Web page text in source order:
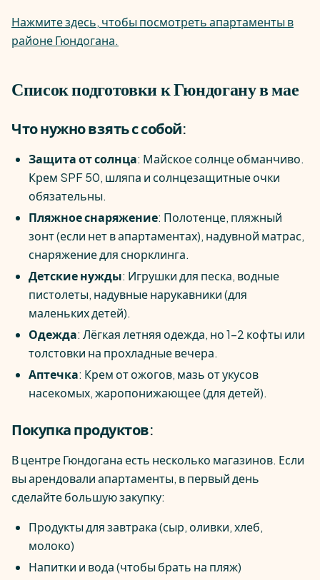
Нажмите здесь, чтобы посмотреть апартаменты в
районе Гюндогана.
Список подготовки к Гюндогану в мае
Что нужно взять с собой:
Защита от солнца: Майское солнце обманчиво.
Крем SPF 50, шляпа и солнцезащитные очки
обязательны.
Пляжное снаряжение: Полотенце, пляжный
зонт (если нет в апартаментах), надувной матрас,
снаряжение для снорклинга.
Детские нужды: Игрушки для песка, водные
пистолеты, надувные нарукавники (для
маленьких детей).
Одежда: Лёгкая летняя одежда, но 1–2 кофты или
толстовки на прохладные вечера.
Аптечка: Крем от ожогов, мазь от укусов
насекомых, жаропонижающее (для детей).
Покупка продуктов:
В центре Гюндогана есть несколько магазинов. Если
вы арендовали апартаменты, в первый день
сделайте большую закупку:
Продукты для завтрака (сыр, оливки, хлеб,
молоко)
Напитки и вода (чтобы брать на пляж)